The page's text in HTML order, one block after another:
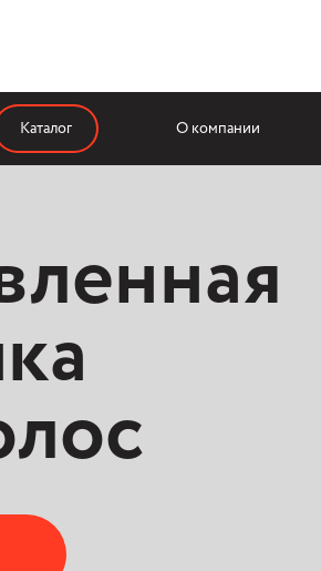
Каталог О компании